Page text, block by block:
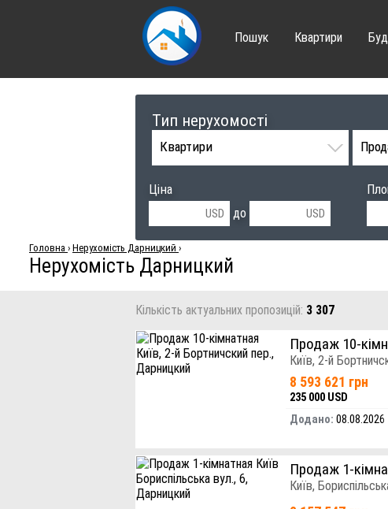
Пошук Квартири
Тип нерухомості
Квартири
Ціна
до
Головна › Нерухомість Дарницкий ›
Нерухомість Дарницкий
Кількість актуальних пропозицій: 3 307
Продаж 10-
Київ, 2-й
8 593 621 грн
235 000 USD
Додано: 08.08.2026
Продаж 1-
Київ,